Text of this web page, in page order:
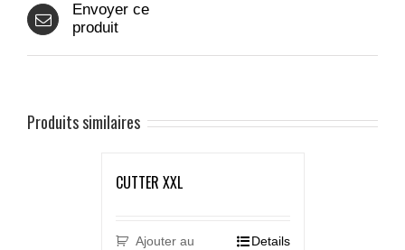
Envoyer ce
produit
Produits similaires
CUTTER XXL
Ajouter au
Details